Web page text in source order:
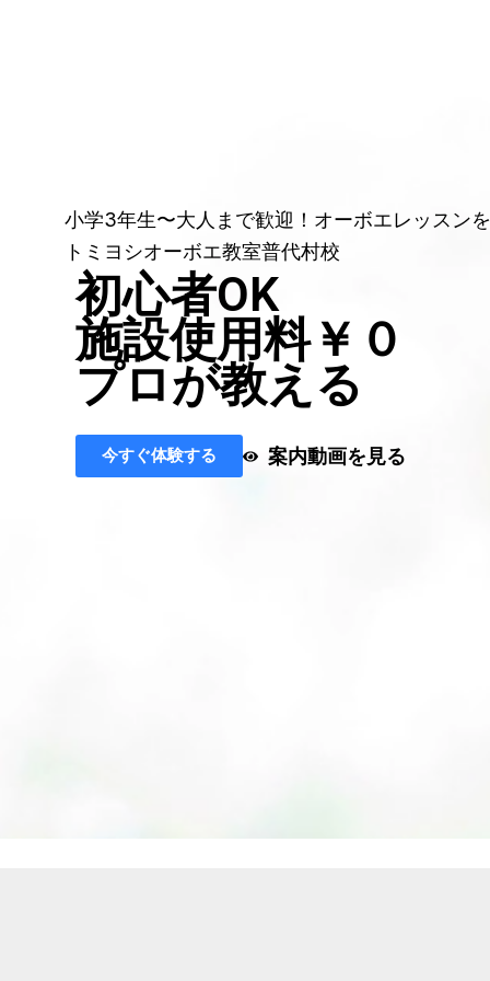
小学3年生〜大人まで歓迎！オーボエレッスン
トミヨシオーボエ教室普代村校
初心者OK
施設使用料￥０
プロが教える
今すぐ体験する 案内動画を見る